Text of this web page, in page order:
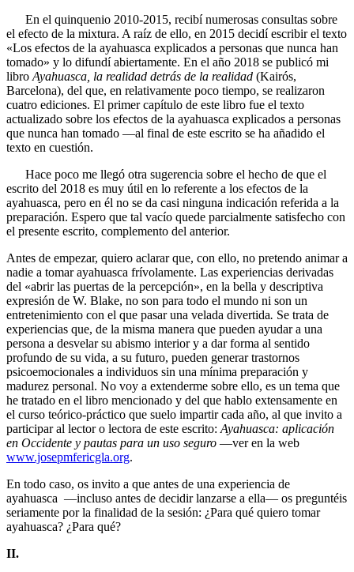
En el quinquenio 2010-2015, recibí numerosas consultas sobre
el efecto de la mixtura. A raíz de ello, en 2015 decidí escribir el texto
«Los efectos de la ayahuasca explicados a personas que nunca han
tomado» y lo difundí abiertamente. En el año 2018 se publicó mi
libro Ayahuasca, la realidad detrás de la realidad (Kairós,
Barcelona), del que, en relativamente poco tiempo, se realizaron
cuatro ediciones. El primer capítulo de este libro fue el texto
actualizado sobre los efectos de la ayahuasca explicados a personas
que nunca han tomado —al final de este escrito se ha añadido el
texto en cuestión.
Hace poco me llegó otra sugerencia sobre el hecho de que el
escrito del 2018 es muy útil en lo referente a los efectos de la
ayahuasca, pero en él no se da casi ninguna indicación referida a la
preparación. Espero que tal vacío quede parcialmente satisfecho con
el presente escrito, complemento del anterior.
Antes de empezar, quiero aclarar que, con ello, no pretendo animar a
nadie a tomar ayahuasca frívolamente. Las experiencias derivadas
del «abrir las puertas de la percepción», en la bella y descriptiva
expresión de W. Blake, no son para todo el mundo ni son un
entretenimiento con el que pasar una velada divertida. Se trata de
experiencias que, de la misma manera que pueden ayudar a una
persona a desvelar su abismo interior y a dar forma al sentido
profundo de su vida, a su futuro, pueden generar trastornos
psicoemocionales a individuos sin una mínima preparación y
madurez personal. No voy a extenderme sobre ello, es un tema que
he tratado en el libro mencionado y del que hablo extensamente en
el curso teórico-práctico que suelo impartir cada año, al que invito a
participar al lector o lectora de este escrito: Ayahuasca: aplicación
en Occidente y pautas para un uso seguro —ver en la web
www.josepmfericgla.org.
En todo caso, os invito a que antes de una experiencia de
ayahuasca —incluso antes de decidir lanzarse a ella— os preguntéis
seriamente por la finalidad de la sesión: ¿Para qué quiero tomar
ayahuasca? ¿Para qué?
II.